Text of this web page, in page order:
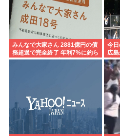
みんなで大家さん 2881億円の債
務超過で完全終了 年利7%に釣ら
れた3万人超の弱者の老後資金
今
広
者